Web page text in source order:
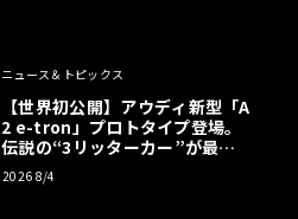
ニュース＆トピックス
【世界初公開】アウディ新型「A
2 e-tron」プロトタイプ登場。
伝説の“3リッターカー”が最高
効率エントリーBEVとして復活
【画像38枚】
2026 8/4